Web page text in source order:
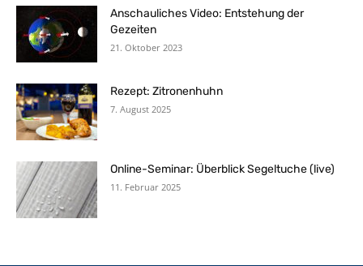
Anschauliches Video: Entstehung der
Gezeiten
21. Oktober 2023
Rezept: Zitronenhuhn
7. August 2025
Online-Seminar: Überblick Segeltuche (live)
11. Februar 2025